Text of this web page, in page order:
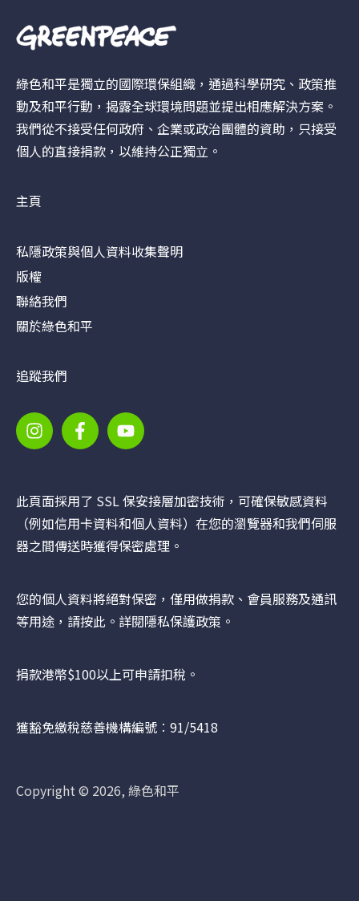
綠色和平是獨立的國際環保組織，通過科學研究、政策推
動及和平行動，揭露全球環境問題並提出相應解決方案。
我們從不接受任何政府、企業或政治團體的資助，只接受
個人的直接捐款，以維持公正獨立。
主頁
私隱政策與個人資料收集聲明
版權
聯絡我們
關於綠色和平
追蹤我們
此頁面採用了 SSL 保安接層加密技術，可確保敏感資料
（例如信用卡資料和個人資料）在您的瀏覽器和我們伺服
器之間傳送時獲得保密處理。
您的個人資料將絕對保密，僅用做捐款、會員服務及通訊
等用途，請按此 。詳閱隱私保護政策。
捐款港幣$100以上可申請扣稅。
獲豁免繳稅慈善機構編號︰91/5418
Copyright © 2026, 綠色和平